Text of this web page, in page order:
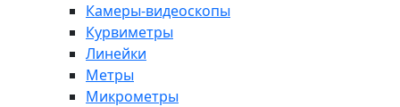
Камеры-видеоскопы
Курвиметры
Линейки
Метры
Микрометры